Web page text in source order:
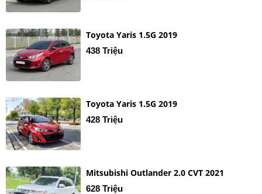
Toyota Yaris 1.5G 2019
438 Triệu
Toyota Yaris 1.5G 2019
428 Triệu
Mitsubishi Outlander 2.0 CVT 2021
628 Triệu